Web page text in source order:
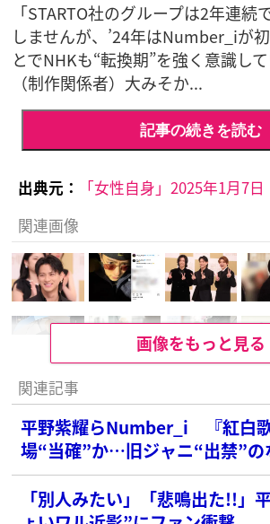
「STARTO社のグループは2年連続
しませんが、’24年はNumber_iが
とでNHKも“転換期”を強く意識し
（制作関係者）大みそか...
記事の続きを読む
出典元：
「女性自身」2025年1月7
関連画像
画像をもっと見る
関連記事
平野紫耀らNumber_i 『紅白
場“当確”か…旧ジャニ“出禁”の
NHKとのパイプ
「別人みたい」「悲鳴出た!!」